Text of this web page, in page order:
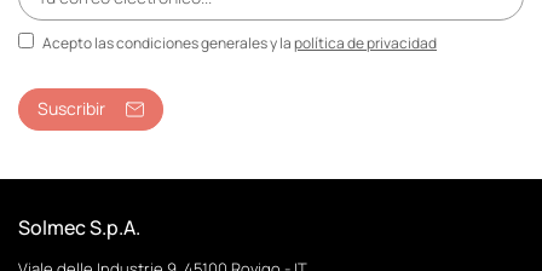
Acepto las condiciones generales y lapolítica de privacidad
Suscribir
Solmec S.p.A.